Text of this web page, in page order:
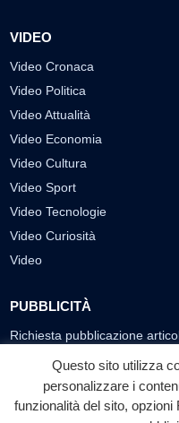
VIDEO
Video Cronaca
Video Politica
Video Attualità
Video Economia
Video Cultura
Video Sport
Video Tecnologie
Video Curiosità
Video
PUBBLICITÀ
Richiesta pubblicazione
SEGUICI SUI SOCIAL
f
Questo sito utilizza
personalizzare i
funzionalità del sito,